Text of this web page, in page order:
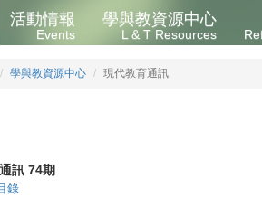
活動情報
Events
學與教資源中心
L & T Resources
學與教資源中心 現代教育通訊
訊 74期
錄